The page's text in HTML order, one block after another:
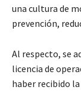
una cultura de
prevención,
Al respecto, se
licencia de
haber recibido la